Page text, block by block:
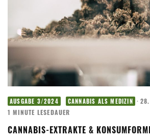
AUSGABE 3/2024 CANNABIS ALS MEDIZIN ·
1 MINUTE LESEDAUER
CANNABIS-EXTRAKTE &